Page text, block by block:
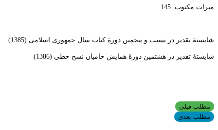
میراث مکتوب: 145
شایستۀ تقدیر در بیست و پنجمین دورۀ کتاب سال جمهوری اسلامی (1385)
شایستۀ تقدیر در هشتمین دورۀ همايش حاميان نسخ خطي (1386)
مطلب قبلی
مطلب بعدی